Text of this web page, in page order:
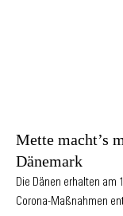
Mette macht’s
Dänemark
Die Dänen erhalten am
Corona-Maßnahmen